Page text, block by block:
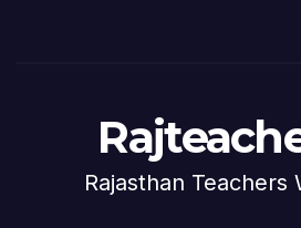
Rajasthan Teachers